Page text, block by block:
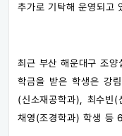
추가로 기탁해 운영되고
최근 부산 해운대구 조
학금을 받은 학생은 강
(신소재공학과), 최수빈(
채영(조경학과) 학생 등